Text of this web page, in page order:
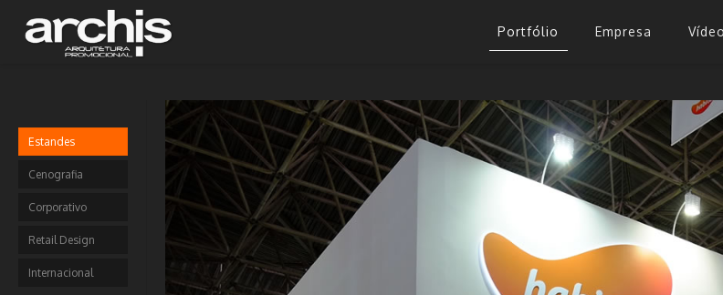
Portfólio Empresa
Estandes
Cenografia
Corporativo
Retail Design
Internacional